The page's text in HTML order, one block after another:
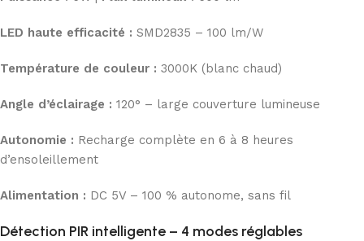
LED haute efficacité : SMD2835 – 100 lm/W
Température de couleur : 3000K (blanc chaud)
Angle d’éclairage : 120° – large couverture lumineuse
Autonomie : Recharge complète en 6 à 8 heures
d’ensoleillement
Alimentation : DC 5V – 100 % autonome, sans fil
Détection PIR intelligente – 4 modes réglables